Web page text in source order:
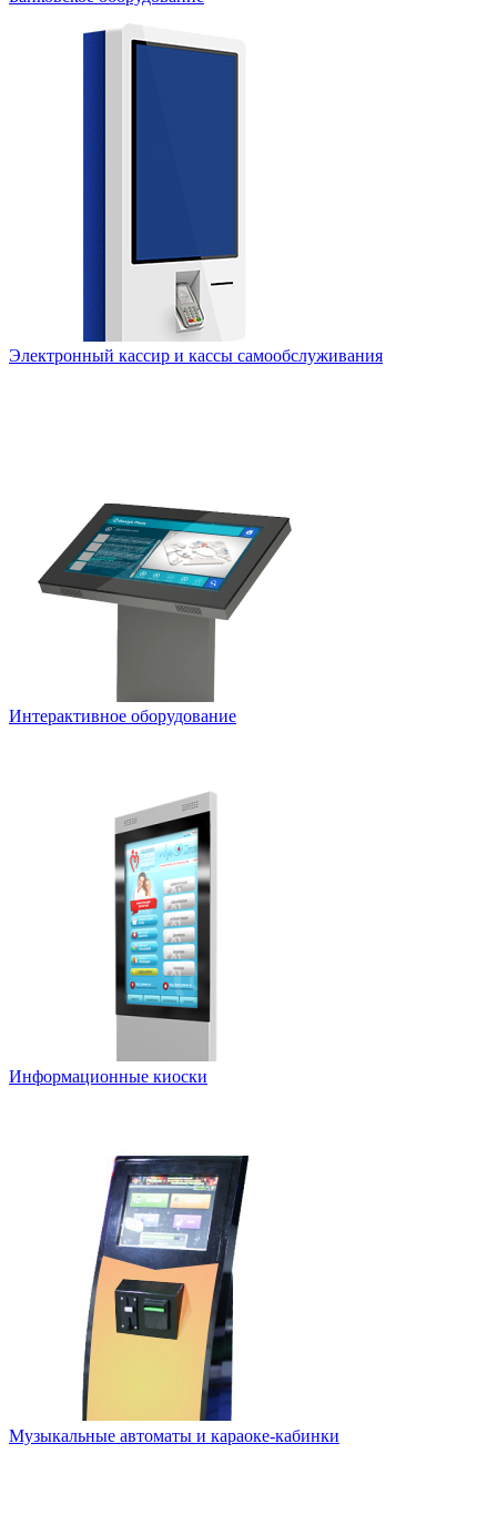
Электронный кассир и кассы самообслуживания
Интерактивное оборудование
Информационные киоски
Музыкальные автоматы и караоке-кабинки